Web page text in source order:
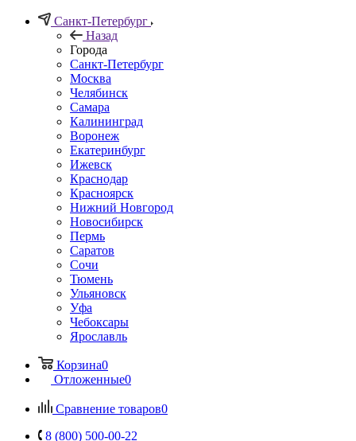
Санкт-Петербург
Назад
Города
Санкт-Петербург
Москва
Челябинск
Самара
Калининград
Воронеж
Екатеринбург
Ижевск
Краснодар
Красноярск
Нижний Новгород
Новосибирск
Пермь
Саратов
Сочи
Тюмень
Ульяновск
Уфа
Чебоксары
Ярославль
Корзина0
Отложенные0
Сравнение товаров0
8 (800) 500-00-22